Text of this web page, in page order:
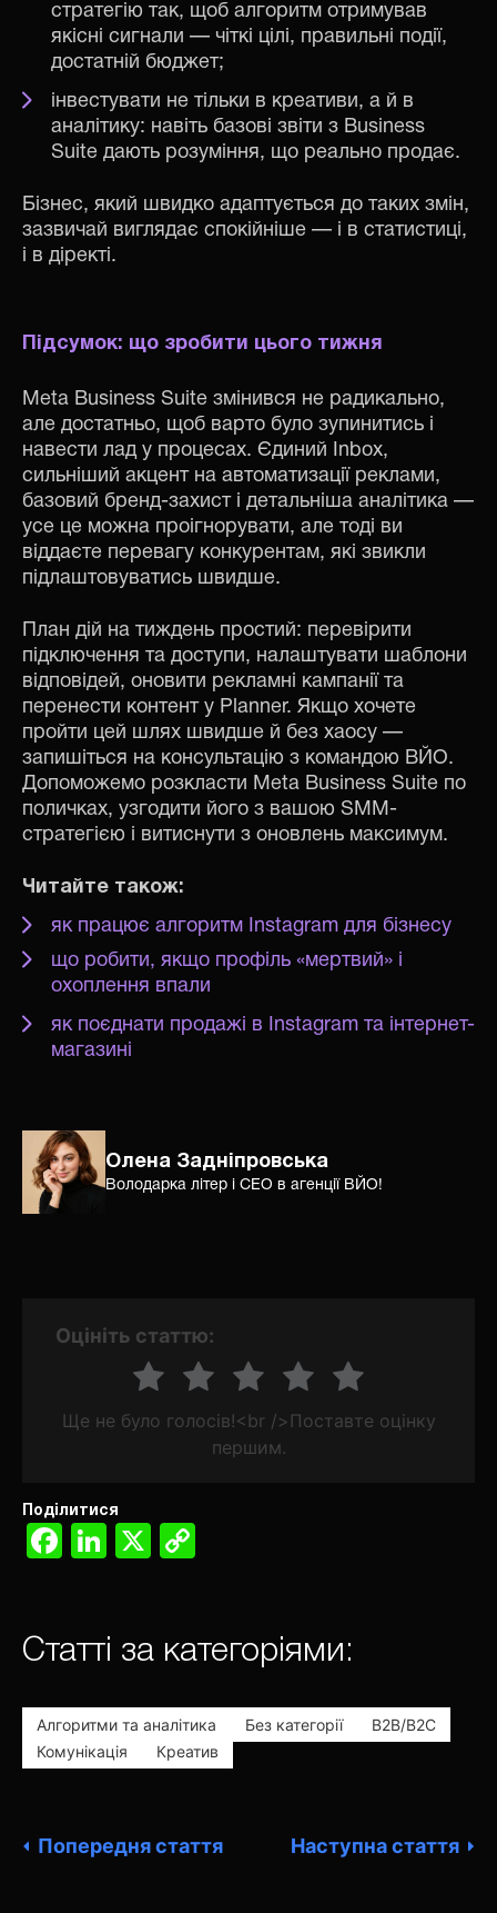
стратегію так, щоб алгоритм отримував
якісні сигнали — чіткі цілі, правильні події,
достатній бюджет;
інвестувати не тільки в креативи, а й в
аналітику: навіть базові звіти з Business
Suite дають розуміння, що реально продає.
Бізнес, який швидко адаптується до таких змін,
зазвичай виглядає спокійніше — і в статистиці,
і в діректі.
Підсумок: що зробити цього тижня
Meta Business Suite змінився не радикально,
але достатньо, щоб варто було зупинитись і
навести лад у процесах. Єдиний Inbox,
сильніший акцент на автоматизації реклами,
базовий бренд-захист і детальніша аналітика —
усе це можна проігнорувати, але тоді ви
віддаєте перевагу конкурентам, які звикли
підлаштовуватись швидше.
План дій на тиждень простий: перевірити
підключення та доступи, налаштувати шаблони
відповідей, оновити рекламні кампанії та
перенести контент у Planner. Якщо хочете
пройти цей шлях швидше й без хаосу —
запишіться на консультацію з командою ВЙО.
Допоможемо розкласти Meta Business Suite по
поличках, узгодити його з вашою SMM-
стратегією і витиснути з оновлень максимум.
Читайте також:
як працює алгоритм Instagram для бізнесу
що робити, якщо профіль «мертвий» і
охоплення впали
як поєднати продажі в Instagram та інтернет-
магазині
Олена Задніпровська
Володарка літер і СЕО в агенції ВЙО!
Оцініть статтю:
Ще не було голосів!<br />Поставте оцінку
першим.
Поділитися
Facebook
LinkedIn
X
Статті за категоріями:
Алгоритми та аналітика Без категорії
В2В/В2С
Комунікація
Креатив
Попередня стаття Наступна стаття